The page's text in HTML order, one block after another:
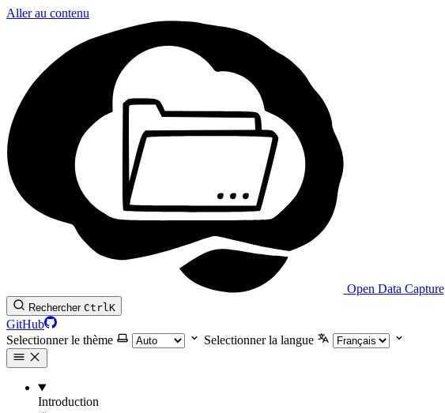
Aller au contenu
Open Data Capture
Rechercher CtrlK
GitHub
Selectionner le thème
Selectionner la langue
Introduction